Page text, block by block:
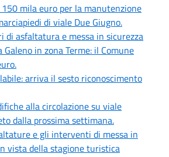
mila euro per la manutenzione
di viale Due Giugno.
di asfaltatura e messa in sicurezza
in zona Terme: il Comune
arriva il sesto riconoscimento
alla circolazione su viale
dalla prossima settimana.
e gli interventi di messa in
vista della stagione turistica